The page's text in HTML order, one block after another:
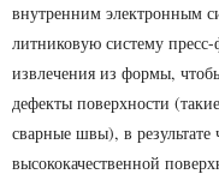
внутренним электронным
литниковую систему
извлечения из формы,
дефекты поверхности
сварные швы), в результате
высококачественной